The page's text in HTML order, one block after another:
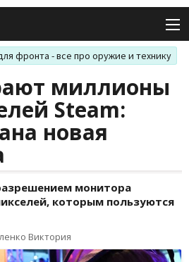
фронта - все про оружие и технику
миллионы
Steam:
новая
монитора
которым пользуются
Виктория